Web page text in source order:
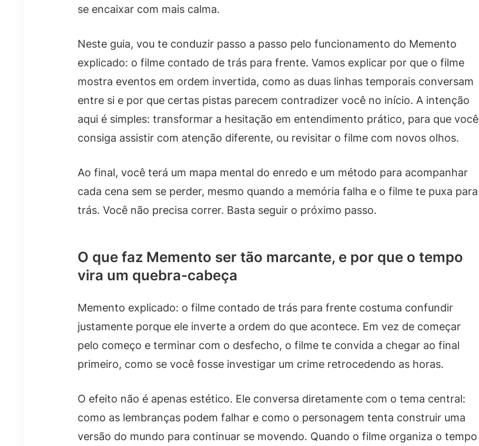
se encaixar com mais calma.
Neste guia, vou te conduzir passo a passo pelo funcionamento do Memento
explicado: o filme contado de trás para frente. Vamos explicar por que o filme
mostra eventos em ordem invertida, como as duas linhas temporais conversam
entre si e por que certas pistas parecem contradizer você no início. A intenção
aqui é simples: transformar a hesitação em entendimento prático, para que você
consiga assistir com atenção diferente, ou revisitar o filme com novos olhos.
Ao final, você terá um mapa mental do enredo e um método para acompanhar
cada cena sem se perder, mesmo quando a memória falha e o filme te puxa para
trás. Você não precisa correr. Basta seguir o próximo passo.
O que faz Memento ser tão marcante, e por que o tempo
vira um quebra-cabeça
Memento explicado: o filme contado de trás para frente costuma confundir
justamente porque ele inverte a ordem do que acontece. Em vez de começar
pelo começo e terminar com o desfecho, o filme te convida a chegar ao final
primeiro, como se você fosse investigar um crime retrocedendo as horas.
O efeito não é apenas estético. Ele conversa diretamente com o tema central:
como as lembranças podem falhar e como o personagem tenta construir uma
versão do mundo para continuar se movendo. Quando o filme organiza o tempo